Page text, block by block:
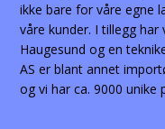
ikke bare for våre egne
våre kunder. I tillegg har
Haugesund og en
AS er blant annet
og vi har ca. 9000 unike